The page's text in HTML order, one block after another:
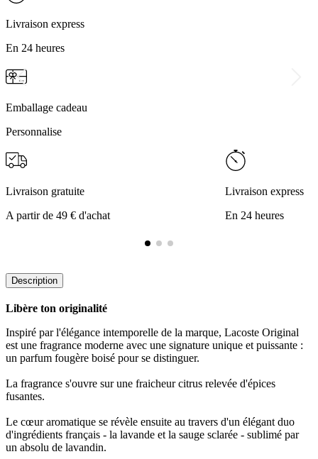
Livraison express
En 24 heures
Emballage cadeau
Personnalise
Livraison gratuite
A partir de 49 € d'achat
Livraison express
En 24 heures
Description
Libère ton originalité
Inspiré par l'élégance intemporelle de la marque, Lacoste Original
est une fragrance moderne avec une signature unique et puissante :
un parfum fougère boisé pour se distinguer.
La fragrance s'ouvre sur une fraicheur citrus relevée d'épices
fusantes.
Le cœur aromatique se révèle ensuite au travers d'un élégant duo
d'ingrédients français - la lavande et la sauge sclarée - sublimé par
un absolu de lavandin.